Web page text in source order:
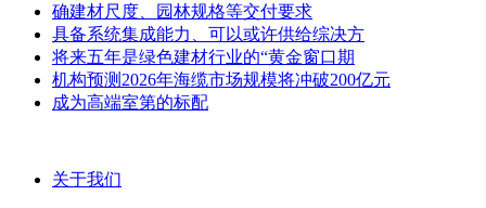
确建材尺度、园林规格等交付要求
具备系统集成能力、可以或许供给综决方
将来五年是绿色建材行业的“黄金窗口期
机构预测2026年海缆市场规模将冲破200亿元
成为高端室第的标配
关于我们